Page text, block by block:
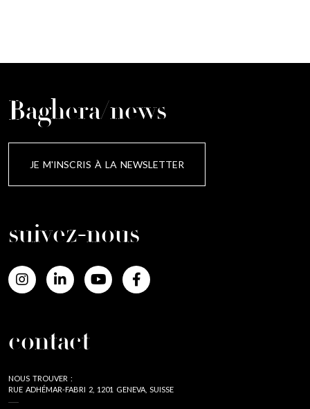
Baghera/news
JE M'INSCRIS À LA NEWSLETTER
suivez-nous
contact
NOUS TROUVER :
RUE ADHÉMAR-FABRI 2, 1201 GENEVA, SUISSE